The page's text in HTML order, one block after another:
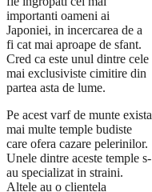
importanti oameni ai
Japoniei, in incercarea de a
fi cat mai aproape de sfant.
Cred ca este unul dintre cele
mai exclusiviste cimitire din
partea asta de lume.
Pe acest varf de munte exista
mai multe temple budiste
care ofera cazare pelerinilor.
Unele dintre aceste temple s-
au specializat in straini.
Altele au o clientela